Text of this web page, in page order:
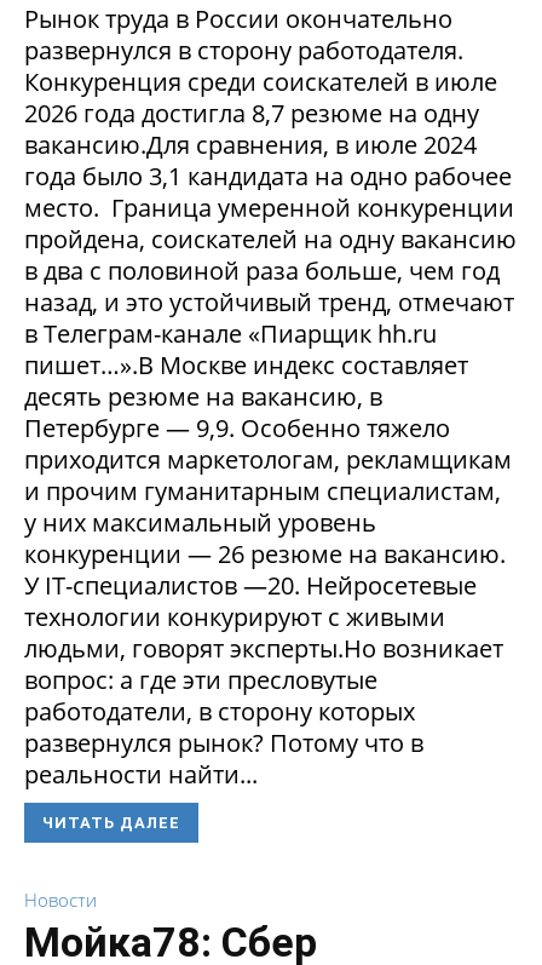
Рынок труда в России окончательно
развернулся в сторону работодателя.
Конкуренция среди соискателей в июле
2026 года достигла 8,7 резюме на одну
вакансию.Для сравнения, в июле 2024
года было 3,1 кандидата на одно рабочее
место. Граница умеренной конкуренции
пройдена, соискателей на одну вакансию
в два с половиной раза больше, чем год
назад, и это устойчивый тренд, отмечают
в Телеграм-канале «Пиарщик hh.ru
пишет…».В Москве индекс составляет
десять резюме на вакансию, в
Петербурге — 9,9. Особенно тяжело
приходится маркетологам, рекламщикам
и прочим гуманитарным специалистам,
у них максимальный уровень
конкуренции — 26 резюме на вакансию.
У IT-специалистов —20. Нейросетевые
технологии конкурируют с живыми
людьми, говорят эксперты.Но возникает
вопрос: а где эти пресловутые
работодатели, в сторону которых
развернулся рынок? Потому что в
реальности найти...
ЧИТАТЬ ДАЛЕЕ
Новости
Мойка78: Сбер